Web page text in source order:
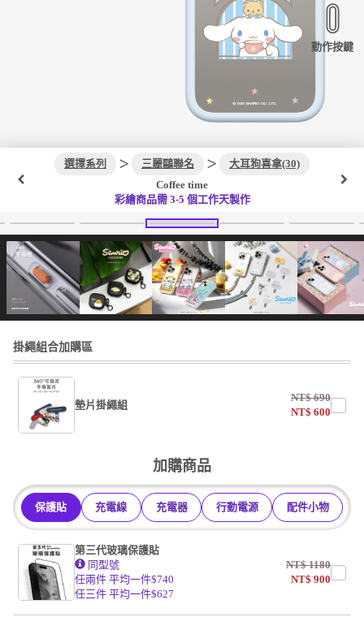
動作按鍵
選擇系列 ＞ 三麗鷗聯名 ＞
大耳狗喜拿(30)
Coffee time
彩繪商品需 3-5 個工作天製作
掛繩組合加購區
墊片掛繩組
NT$690
NT$600
掛繩
加購商品
保護貼 充電線 充電器 行動電源 配件小物
第三代玻璃保護貼
同型號
任兩件 平均一件$740
任三件 平均一件$627
NT$1180
NT$900